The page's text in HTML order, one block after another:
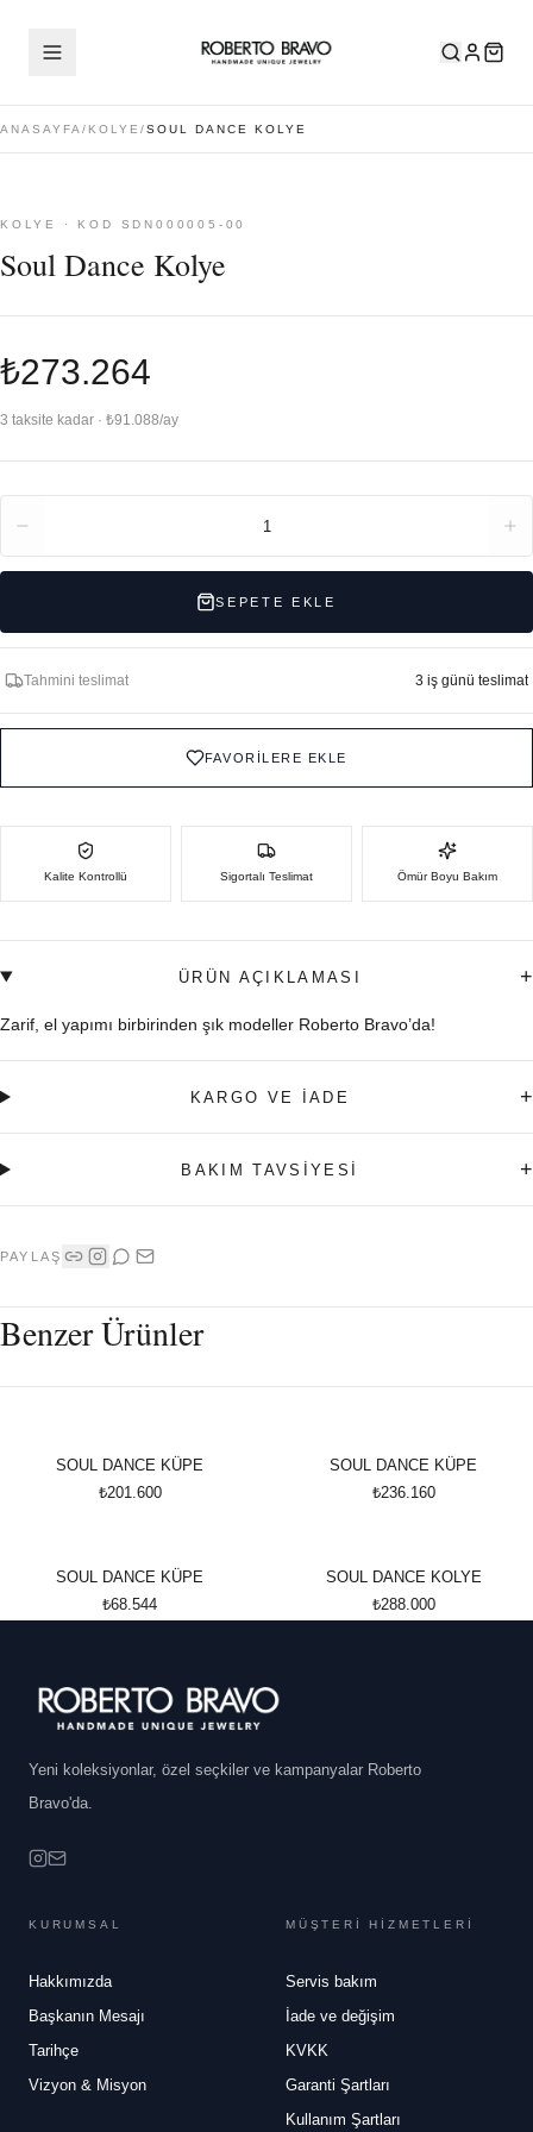
ANASAYFA / KOLYE /SOUL DANCE KOLYE
KOLYE · KOD SDN000005-00
Soul Dance Kolye
₺273.264
3 taksite kadar · ₺91.088/ay
1
SEPETE EKLE
Tahmini teslimat 3 iş günü teslimat
FAVORİLERE EKLE
Kalite Kontrollü Sigortalı Teslimat Ömür Boyu Bakım
ÜRÜN AÇIKLAMASI +
Zarif, el yapımı birbirinden şık modeller Roberto Bravo’da!
KARGO VE İADE +
BAKIM TAVSİYESİ +
PAYLAŞ
Benzer Ürünler
SOUL DANCE KÜPE
₺201.600
SOUL DANCE KÜPE
₺236.160
SOUL DANCE KÜPE
₺68.544
SOUL DANCE KOLYE
₺288.000
Yeni koleksiyonlar, özel seçkiler ve kampanyalar Roberto
Bravo'da.
KURUMSAL
Hakkımızda
Başkanın Mesajı
Tarihçe
Vizyon & Misyon
MÜŞTERİ HİZMETLERİ
Servis bakım
İade ve değişim
KVKK
Garanti Şartları
Kullanım Şartları